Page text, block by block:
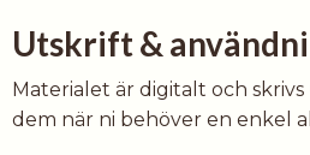
Utskrift &
Materialet är digitalt och
dem när ni behöver en enkel